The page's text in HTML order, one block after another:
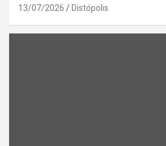
13/07/2026 Distópolis